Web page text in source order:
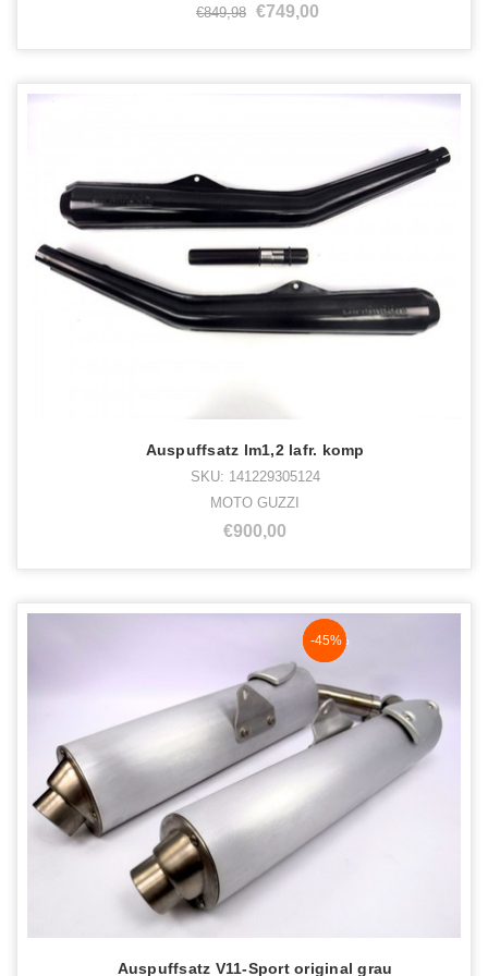
€849,98 €749,00
Auspuffsatz lm1,2 lafr. komp
SKU: 141229305124
MOTO GUZZI
€900,00
NaN%
-45%
Auspuffsatz V11-Sport original grau